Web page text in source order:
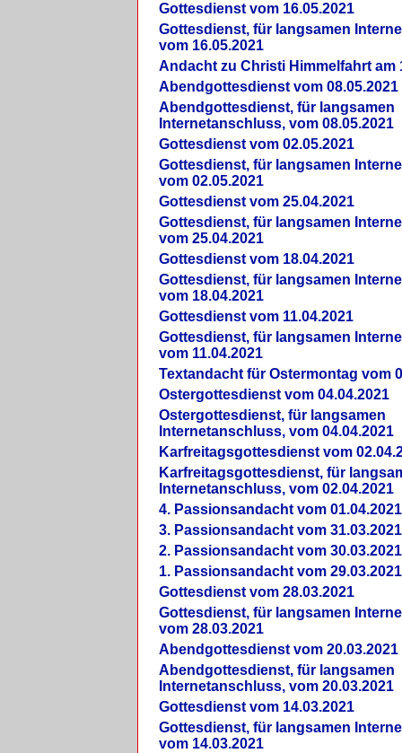
Gottesdienst vom 16.05.2021
Gottesdienst, für langsamen
vom 16.05.2021
Andacht zu Christi Himmelfahrt am
Abendgottesdienst vom 08.05.2021
Abendgottesdienst, für langsamen
Internetanschluss, vom 08.05.2021
Gottesdienst vom 02.05.2021
Gottesdienst, für langsamen
vom 02.05.2021
Gottesdienst vom 25.04.2021
Gottesdienst, für langsamen
vom 25.04.2021
Gottesdienst vom 18.04.2021
Gottesdienst, für langsamen
vom 18.04.2021
Gottesdienst vom 11.04.2021
Gottesdienst, für langsamen
vom 11.04.2021
Textandacht für Ostermontag vom
Ostergottesdienst vom 04.04.2021
Ostergottesdienst, für langsamen
Internetanschluss, vom 04.04.2021
Karfreitagsgottesdienst vom
Karfreitagsgottesdienst, für
Internetanschluss, vom 02.04.2021
4. Passionsandacht vom 01.04.2021
3. Passionsandacht vom 31.03.2021
2. Passionsandacht vom 30.03.2021
1. Passionsandacht vom 29.03.2021
Gottesdienst vom 28.03.2021
Gottesdienst, für langsamen
vom 28.03.2021
Abendgottesdienst vom 20.03.2021
Abendgottesdienst, für langsamen
Internetanschluss, vom 20.03.2021
Gottesdienst vom 14.03.2021
Gottesdienst, für langsamen
vom 14.03.2021